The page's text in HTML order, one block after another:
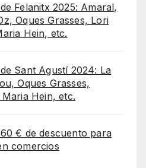
Felanitx 2025: Amaral,
Oques Grasses, Lori
Hein, etc.
Sant Agustí 2024: La
Oques Grasses,
Hein, etc.
€ de descuento para
comercios